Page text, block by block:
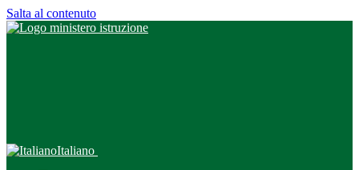
Salta al contenuto
Italiano